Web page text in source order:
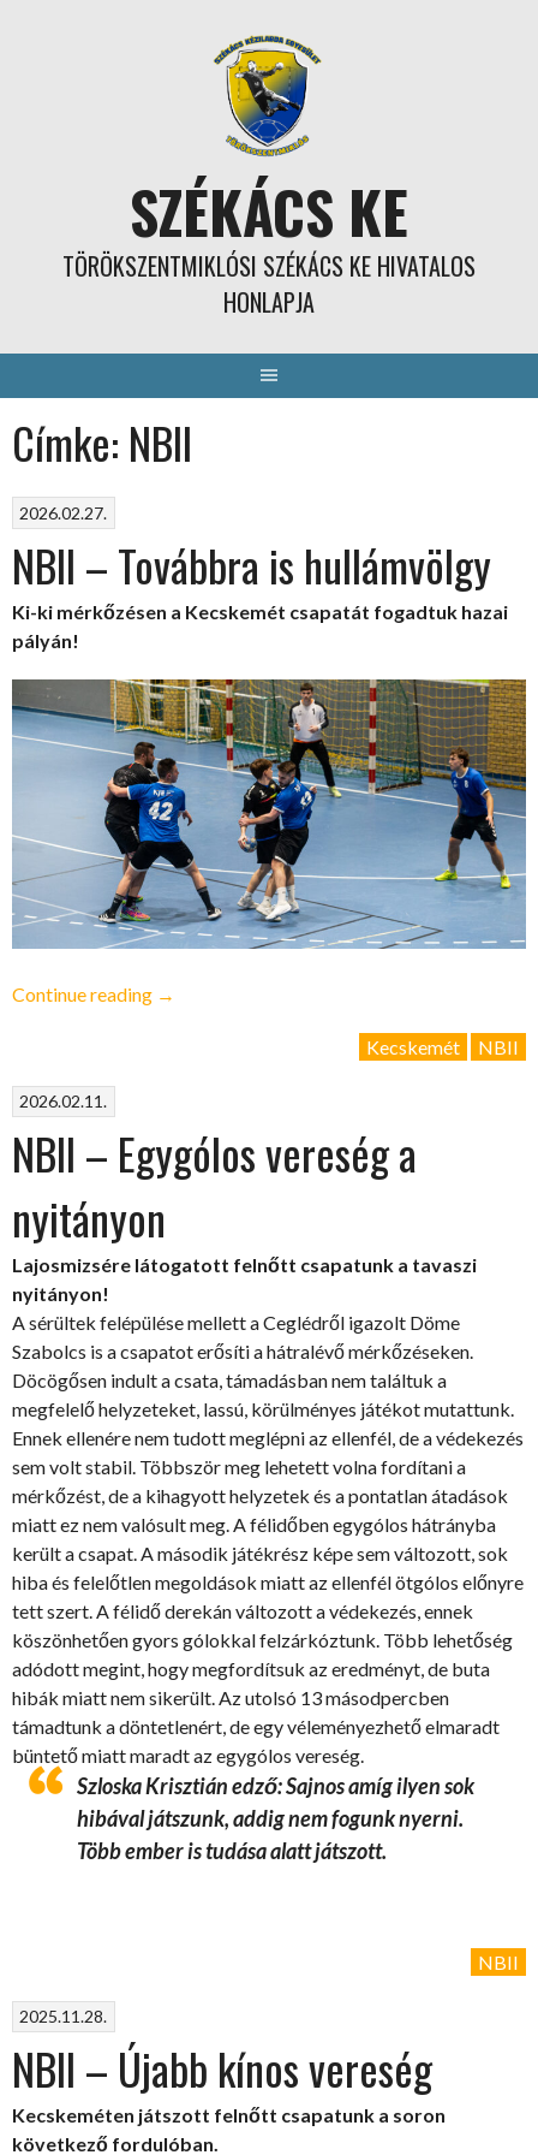
SZÉKÁCS KE
TÖRÖKSZENTMIKLÓSI SZÉKÁCS KE HIVATALOS
HONLAPJA
Címke: NBII
2026.02.27.
NBII – Továbbra is hullámvölgy
Ki-ki mérkőzésen a Kecskemét csapatát fogadtuk hazai
pályán!
Continue reading
„NBII
→
Kecskemét NBII
2026.02.11.
NBII – Egygólos vereség a
nyitányon
Lajosmizsére látogatott felnőtt csapatunk a tavaszi
nyitányon!
A sérültek felépülése mellett a Ceglédről igazolt Döme
Szabolcs is a csapatot erősíti a hátralévő mérkőzéseken.
Döcögősen indult a csata, támadásban nem találtuk a
megfelelő helyzeteket, lassú, körülményes játékot mutattunk.
Ennek ellenére nem tudott meglépni az ellenfél, de a védekezés
sem volt stabil. Többször meg lehetett volna fordítani a
mérkőzést, de a kihagyott helyzetek és a pontatlan átadások
miatt ez nem valósult meg. A félidőben egygólos hátrányba
került a csapat. A második játékrész képe sem változott, sok
hiba és felelőtlen megoldások miatt az ellenfél ötgólos előnyre
tett szert. A félidő derekán változott a védekezés, ennek
köszönhetően gyors gólokkal felzárkóztunk. Több lehetőség
adódott megint, hogy megfordítsuk az eredményt, de buta
hibák miatt nem sikerült. Az utolsó 13 másodpercben
támadtunk a döntetlenért, de egy véleményezhető elmaradt
büntető miatt maradt az egygólos vereség.
Szloska Krisztián edző: Sajnos amíg ilyen sok
hibával játszunk, addig nem fogunk nyerni.
Több ember is tudása alatt játszott.
NBII
2025.11.28.
NBII – Újabb kínos vereség
Kecskeméten játszott felnőtt csapatunk a soron
következő fordulóban.